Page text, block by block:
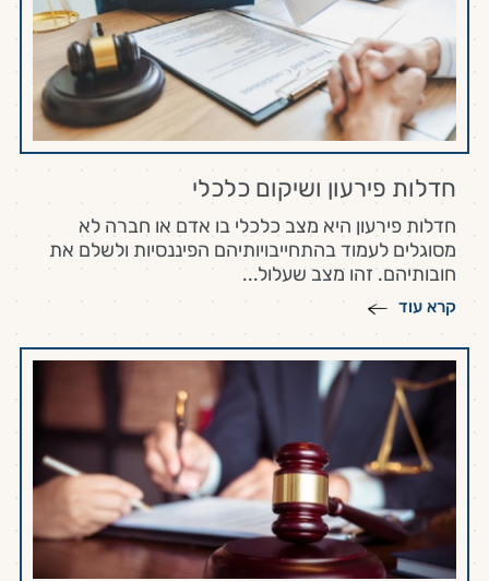
חדלות פירעון ושיקום כלכלי
חדלות פירעון היא מצב כלכלי בו אדם או חברה לא
מסוגלים לעמוד בהתחייבויותיהם הפיננסיות ולשלם את
חובותיהם. זהו מצב שעלול...
קרא עוד